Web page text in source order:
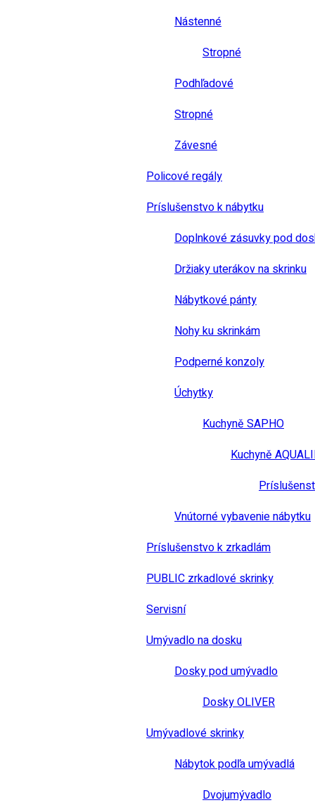
Nástenné
Stropné
Podhľadové
Stropné
Závesné
Policové regály
Príslušenstvo k nábytku
Doplnkové zásuvky pod
Držiaky uterákov na skrinku
Nábytkové pánty
Nohy ku skrinkám
Podperné konzoly
Úchytky
Kuchyně SAPHO
Kuchyně
Vnútorné vybavenie nábytku
Príslušenstvo k zrkadlám
PUBLIC zrkadlové skrinky
Servisní
Umývadlo na dosku
Dosky pod umývadlo
Dosky OLIVER
Umývadlové skrinky
Nábytok podľa umývadlá
Dvojumývadlo